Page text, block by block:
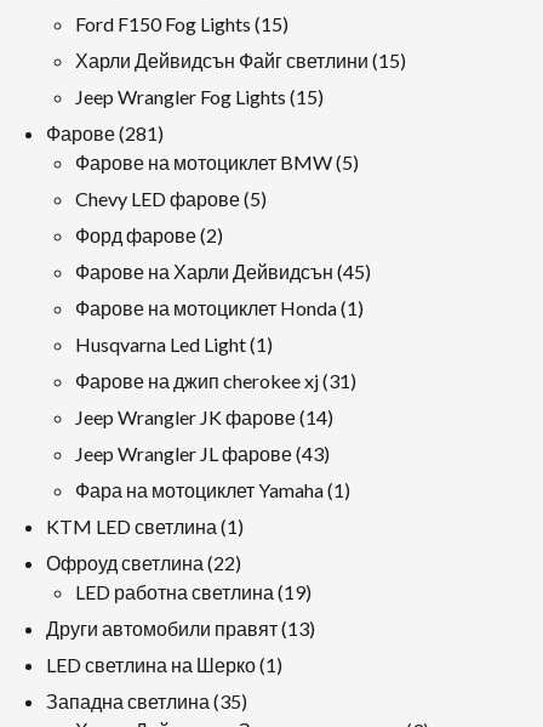
продукти
Ford F150 Fog Lights 1515
Харли Дейвидсън Файг светлини 1515
Jeep Wrangler Fog Lights 1515
Фарове 281281
продукти
Фарове на мотоциклет BMW 55
Chevy LED фарове 55
Форд фарове 22
продукти
Фарове на Харли Дейвидсън 4545
Фарове на мотоциклет Honda 11
Husqvarna Led Light 11
продукт
Фарове на джип cherokee xj 3131
Jeep Wrangler JK фарове 1414
продукти
Jeep Wrangler JL фарове 4343
продукти
Фара на мотоциклет Yamaha 11
KTM LED светлина 11
продукт
Офроуд светлина 2222
продукти
LED работна светлина 1919
продукти
Други автомобили правят 1313
LED светлина на Шерко 11
Западна светлина 3535